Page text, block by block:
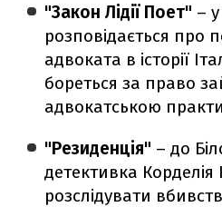
"Закон Лідії Поет" – у
розповідається про
адвоката в історії
бореться за право
адвокатською
"Резиденція" – до
детективка
розслідувати